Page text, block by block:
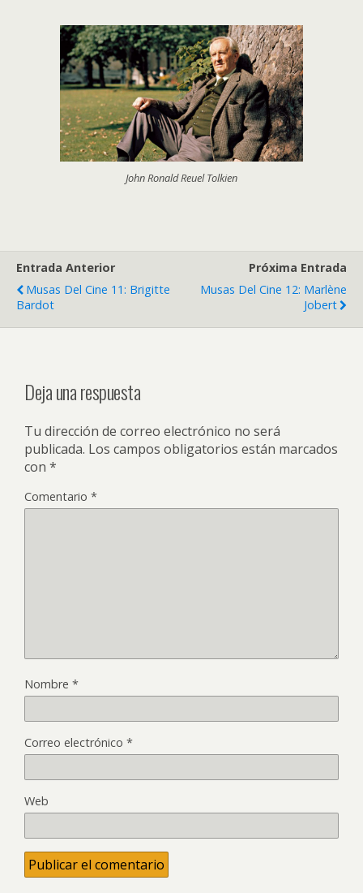
John Ronald Reuel Tolkien
Entrada Anterior
Musas Del Cine 11: Brigitte
Bardot
Próxima Entrada
Musas Del Cine 12: Marlène
Jobert
Deja una respuesta
Tu dirección de correo electrónico no será
publicada. Los campos obligatorios están marcados
con *
Comentario *
Nombre *
Correo electrónico *
Web